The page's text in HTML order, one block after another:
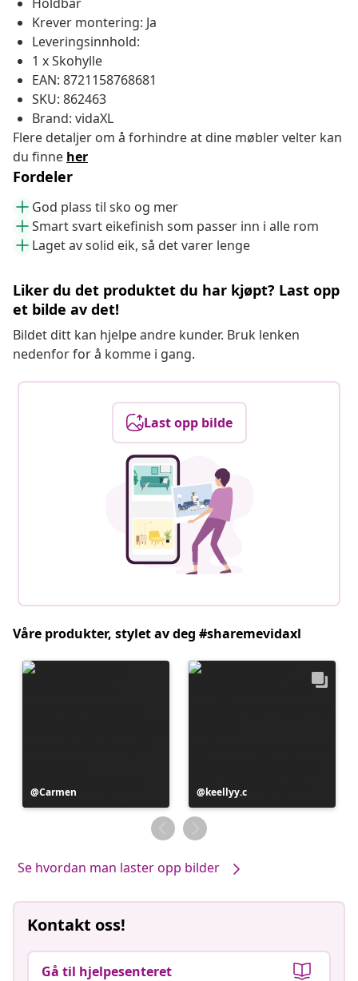
Krever montering: Ja
Leveringsinnhold:
1 x Skohylle
EAN: 8721158768681
SKU: 862463
Brand: vidaXL
Flere detaljer om å forhindre at dine møbler velter kan
du finne her
Fordeler
God plass til sko og mer
Smart svart eikefinish som passer inn i alle rom
Laget av solid eik, så det varer lenge
Liker du det produktet du har kjøpt? Last opp
et bilde av det!
Bildet ditt kan hjelpe andre kunder. Bruk lenken
nedenfor for å komme i gang.
Last opp bilde
Våre produkter, stylet av deg #sharemevidaxl
Innlegg
publisert
Carmen
Innlegg
publisert
av
keellyy.c
Se hvordan man laster opp bilder
Kontakt oss!
Gå til hjelpesenteret